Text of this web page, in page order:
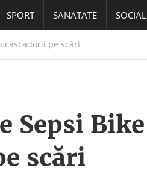
SPORT SANATATE SOCIAL
cascadorii pe scări
Sepsi Bike
scări